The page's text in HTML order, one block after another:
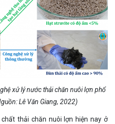
xử lý nước thải chăn nuôi lợn phổ
Lê Văn Giang, 2022)
thải chăn nuôi lợn hiện nay ở